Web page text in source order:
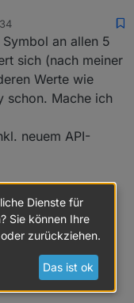
an allen 5
sich (nach meiner
Werte wie
schon. Mache ich
neuem API-
Dienste für
Sie können Ihre
zurückziehen.
Das ist ok